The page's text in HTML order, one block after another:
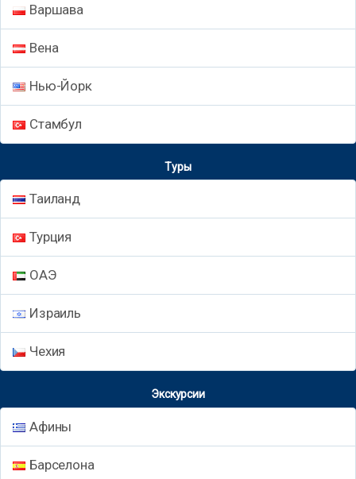
Варшава
Вена
Нью-Йорк
Стамбул
Туры
Таиланд
Турция
ОАЭ
Израиль
Чехия
Экскурсии
Афины
Барселона